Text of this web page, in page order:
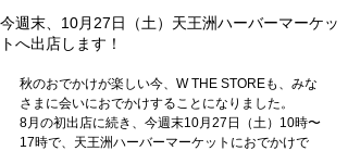
今週末、10月27日（土）天王洲ハーバーマーケッ
トへ出店します！
秋のおでかけが楽しい今、W THE STOREも、みな
さまに会いにおでかけすることになりました。
8月の初出店に続き、今週末10月27日（土）10時〜
17時で、天王洲ハーバーマーケットにおでかけで